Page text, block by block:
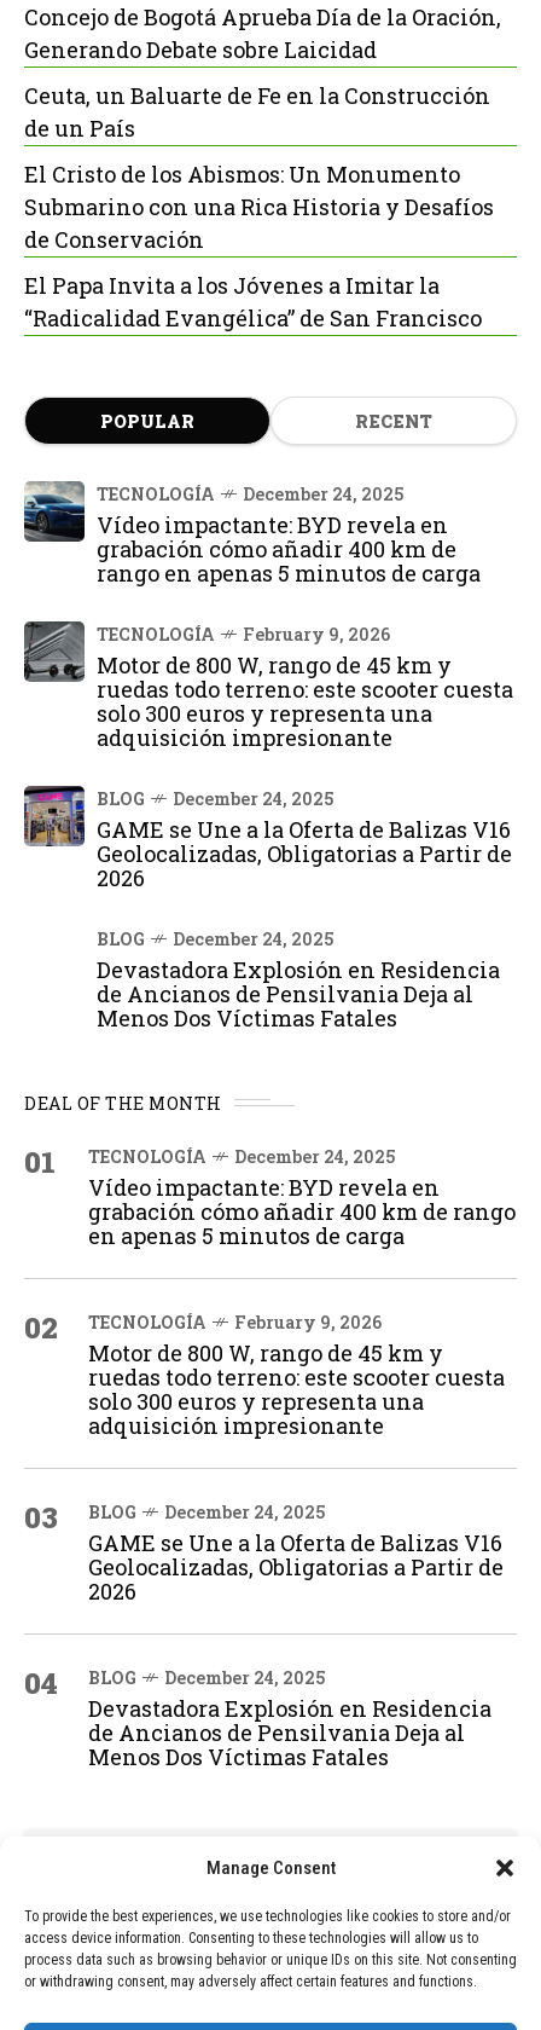
Manage Consent
To provide the best experiences, we use technologies like cookies to store and/or
access device information. Consenting to these technologies will allow us to
process data such as browsing behavior or unique IDs on this site. Not consenting
or withdrawing consent, may adversely affect certain features and functions.
Concejo de Bogotá Aprueba Día de la Oración,
Generando Debate sobre Laicidad
Ceuta, un Baluarte de Fe en la Construcción
de un País
El Cristo de los Abismos: Un Monumento
Submarino con una Rica Historia y Desafíos
de Conservación
El Papa Invita a los Jóvenes a Imitar la
“Radicalidad Evangélica” de San Francisco
POPULAR RECENT
TECNOLOGÍA December 24, 2025
Vídeo impactante: BYD revela en
grabación cómo añadir 400 km de
rango en apenas 5 minutos de carga
TECNOLOGÍA February 9, 2026
Motor de 800 W, rango de 45 km y
ruedas todo terreno: este scooter cuesta
solo 300 euros y representa una
adquisición impresionante
BLOG December 24, 2025
GAME se Une a la Oferta de Balizas V16
Geolocalizadas, Obligatorias a Partir de
2026
BLOG December 24, 2025
Devastadora Explosión en Residencia
de Ancianos de Pensilvania Deja al
Menos Dos Víctimas Fatales
DEAL OF THE MONTH
01 TECNOLOGÍA December 24, 2025
Vídeo impactante: BYD revela en
grabación cómo añadir 400 km de rango
en apenas 5 minutos de carga
02 TECNOLOGÍA February 9, 2026
Motor de 800 W, rango de 45 km y
ruedas todo terreno: este scooter cuesta
solo 300 euros y representa una
adquisición impresionante
03 BLOG December 24, 2025
GAME se Une a la Oferta de Balizas V16
Geolocalizadas, Obligatorias a Partir de
2026
04 BLOG December 24, 2025
Devastadora Explosión en Residencia
de Ancianos de Pensilvania Deja al
Menos Dos Víctimas Fatales